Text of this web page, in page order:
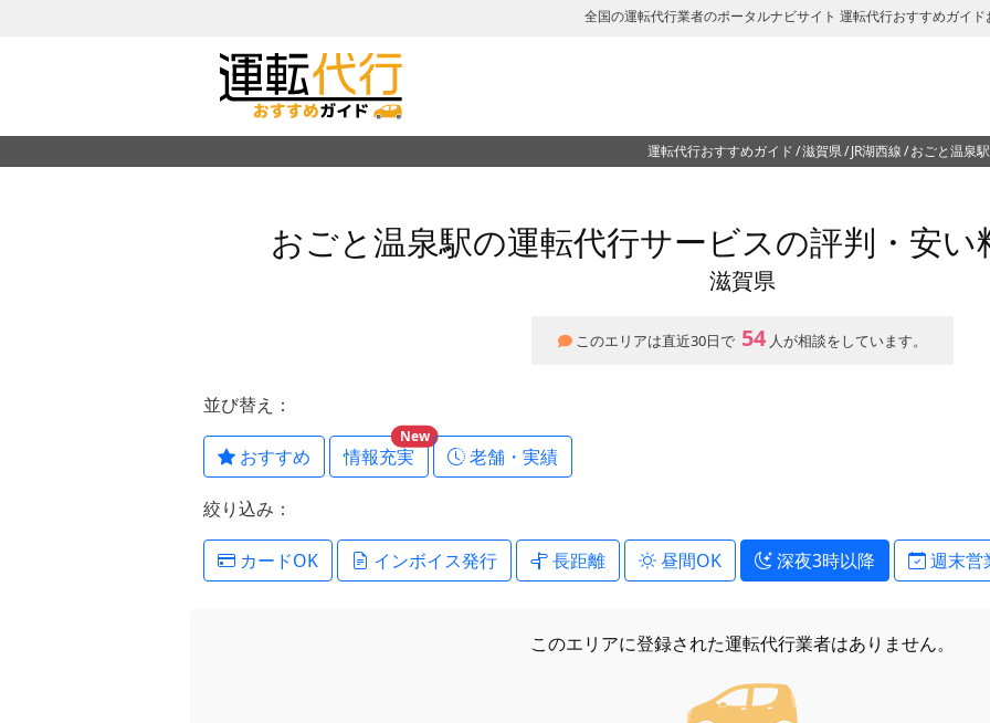
全国の運転代行業者のポータルナビサイト 運転代行おすすめガイ
運転代行おすすめガイド 滋賀県 JR湖西線 おごと温泉
おごと温泉駅の運転代行サービスの評判・安
滋賀県
このエリアは直近30日で 54 人が相談をしています。
並び替え：
おすすめ 情報充実
New
老舗・実績
絞り込み：
カードOK インボイス発行 長距離 昼間OK 深夜3時以降 週末営
このエリアに登録された運転代行業者はありません。